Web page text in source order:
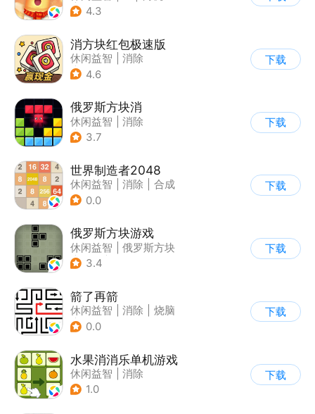
| 贪吃蛇
4.3
消方块红包极速版
休闲益智
消除
| 积分网赚
4.6
下载
俄罗斯方块消
休闲益智
消除
| 俄罗斯方块
3.7
下载
世界制造者2048
休闲益智 消除
合成
0.0
下载
俄罗斯方块游戏
休闲益智
俄罗斯方块
| 童年
3.4
下载
箭了再箭
休闲益智 消除
烧脑
| 清新
0.0
下载
水果消消乐单机游戏
休闲益智
消除
1.0
下载